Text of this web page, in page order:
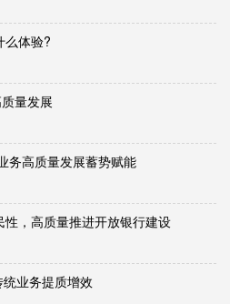
么体验?
量发展
务高质量发展蓄势赋能
，高质量推进开放银行建设
业务提质增效